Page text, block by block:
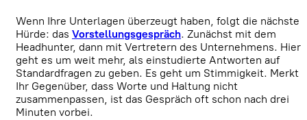
Wenn Ihre Unterlagen überzeugt haben, folgt die nächste
Hürde: das Vorstellungsgespräch. Zunächst mit dem
Headhunter, dann mit Vertretern des Unternehmens. Hier
geht es um weit mehr, als einstudierte Antworten auf
Standardfragen zu geben. Es geht um Stimmigkeit. Merkt
Ihr Gegenüber, dass Worte und Haltung nicht
zusammenpassen, ist das Gespräch oft schon nach drei
Minuten vorbei.